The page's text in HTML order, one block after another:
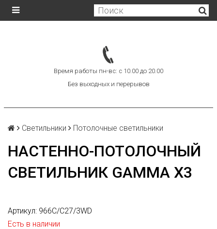
Время работы пн-вс: с 10.00 до 20.00
Без выходных и перерывов
Светильники Потолочные светильники
НАСТЕННО-ПОТОЛОЧНЫЙ
СВЕТИЛЬНИК GAMMA Х3
Артикул: 966C/C27/3WD
Есть в наличии